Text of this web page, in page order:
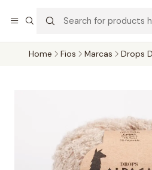
No concelho de Oeiras a
Home Fios Marcas Drops